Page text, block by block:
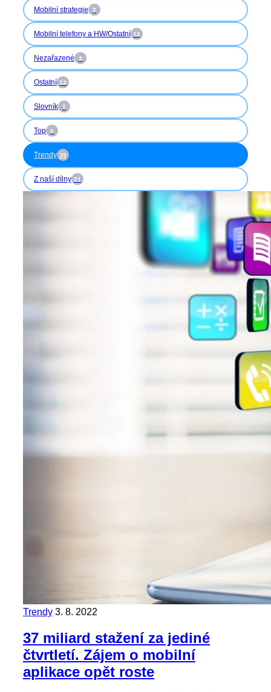
Mobilní strategie 2
Mobilní telefony a HW/Ostatní 12
Nezařazené 3
Ostatní 13
Slovník 1
Top 6
Trendy 39
Z naší dílny 21
Trendy 3. 8. 2022
37 miliard stažení za jediné
čtvrtletí. Zájem o mobilní
aplikace opět roste